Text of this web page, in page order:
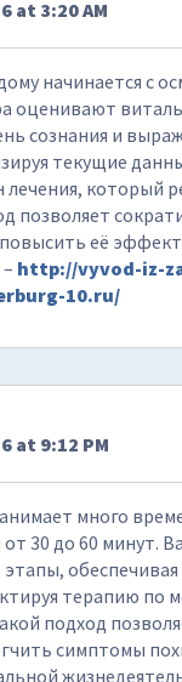
at 3:20 AM
начинается с
оценивают
сознания и
текущие
который
позволяет
её
http://vyvod-iz-
10.ru/
at 9:12 PM
много
30 до 60 минут.
терапию по
подход
симптомы